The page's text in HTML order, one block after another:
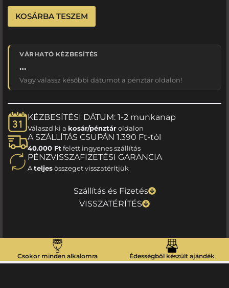
KOSÁRBA TESZEM
VÁRHATÓ KÉZBESÍTÉS
…
Vagy válassz későbbi dátumot a pénztár oldalon!
KÉZBESÍTÉSI DÁTUM: 1-2 munkanap
Válaszd ki a kosár/pénztároldalon
A SZÁLLÍTÁS CSUPÁN 1.390 Ft-tól
40.000 Ft felett ingyenes szállítás
PÉNZVISSZAFIZETÉSI GARANCIA
Ateljesösszeget visszatérítjük
Szállítás és Fizetés
VISSZATÉRÍTÉS
Csokor minden alkalomra Édességből készült ajándék